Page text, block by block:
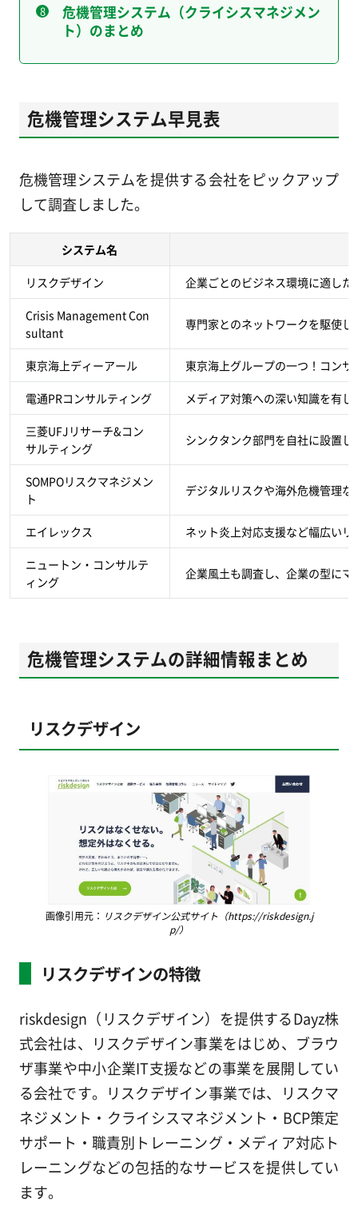
危機管理システム（クライシスマネジメン
ト）のまとめ
危機管理システム早見表
危機管理システムを提供する会社をピックアップ
して調査しました。
システム名
リスクデザイン 企業ごとのビジネス環境に適し
Crisis Management Con
sultant
専門家とのネットワークを駆使
東京海上ディーアール 東京海上グループの一つ！コンサ
電通PRコンサルティング メディア対策への深い知識を有し
三菱UFJリサーチ&コン
サルティング
シンクタンク部門を自社に設置
SOMPOリスクマネジメン
ト
デジタルリスクや海外危機管理な
エイレックス ネット炎上対応支援など幅広いリ
ニュートン・コンサルテ
ィング
企業風土も調査し、企業の型に
危機管理システムの詳細情報まとめ
リスクデザイン
画像引用元： リスクデザイン公式サイト（https://riskdesign.j
p/）
リスクデザインの特徴
riskdesign（リスクデザイン）を提供するDayz株
式会社は、リスクデザイン事業をはじめ、ブラウ
ザ事業や中小企業IT支援などの事業を展開してい
る会社です。リスクデザイン事業では、リスクマ
ネジメント・クライシスマネジメント・BCP策定
サポート・職責別トレーニング・メディア対応ト
レーニングなどの包括的なサービスを提供してい
ます。